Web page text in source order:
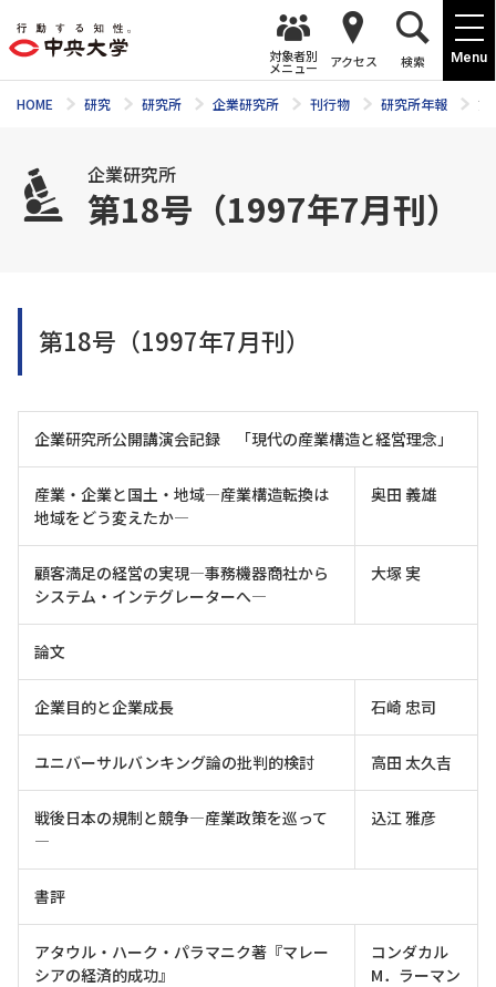
Menu
対象者別
メニュー アクセス 検索
HOME 研究 研究所 企業研究所 刊行物 研究所年報 第
企業研究所
第18号（1997年7月刊）
第18号（1997年7月刊）
企業研究所公開講演会記録 「現代の産業構造と経営理念」
産業・企業と国土・地域—産業構造転換は
地域をどう変えたか—
奥田 義雄
顧客満足の経営の実現—事務機器商社から
システム・インテグレーターへ—
大塚 実
論文
企業目的と企業成長 石崎 忠司
ユニバーサルバンキング論の批判的検討 高田 太久吉
戦後日本の規制と競争—産業政策を巡って
—
込江 雅彦
書評
アタウル・ハーク・パラマニク著『マレー
シアの経済的成功』
コンダカル
M．ラーマン